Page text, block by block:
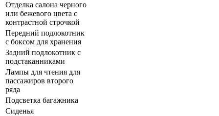
Отделка салона черного
или бежевого цвета с
контрастной строчкой
Передний подлокотник
с боксом для хранения
Задний подлокотник с
подстаканниками
Лампы для чтения для
пассажиров второго
ряда
Подсветка багажника
Сиденья